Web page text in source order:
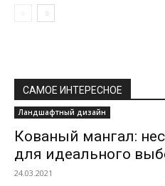
САМОЕ ИНТЕРЕСНОЕ
Ландшафтный дизайн
Кованый мангал:
для идеального
24.03.2021